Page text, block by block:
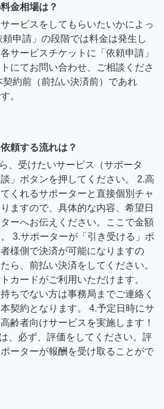
金相場は？
ービスをしてもらいたいかによっ
申請」の段階では料金は発生し
サービスチケットに「依頼申請」
にてお問い合わせ、ご相談くださ
約前（前払い決済前）であれ
。
頼する流れは？
、受けたいサービス（サポータ
」ボタンを押してください。 2.高
くれるサポーターと直接個別チャ
ますので、具体的な内容、希望日
ーへお伝えください。ここで金額
3.サポーターが「引き受ける」ボ
様側で決済が可能になりますの
ら、前払い決済をしてください。
カードがご利用いただけます。
ちでない方は事務局までご連絡く
契約となります。 4.予定日時にサ
齢者向けサービスを実施します！
、必ず、評価をしてください。評
ーターが報酬を受け取ることがで